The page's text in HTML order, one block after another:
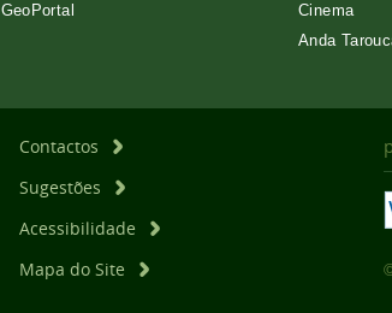
GeoPortal
Cinema
Anda
Contactos
Sugestões
Acessibilidade
Mapa do Site